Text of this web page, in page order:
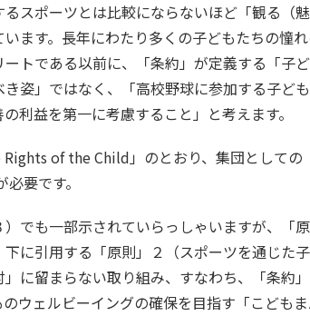
スポーツとは比較にならないほど「観る（
ます。長年にわたり多くの子どもたちの憧
トである以前に、「条約」が定義する「子
き姿」ではなく、「高校野球に参加する子
利益を第一に考慮すること」と考えます。
of the Child」のとおり、集団としての
要です。
でも一部示されていらっしゃいますが、「
に引用する「原則」２（スポーツを通じた
に留まらない取り組み、すなわち、「条約
ウェルビーイングの確保を目指す「こども